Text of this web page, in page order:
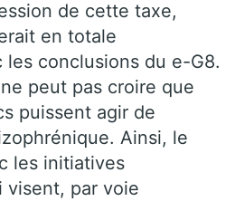
de cette taxe,
en totale
conclusions du e-G8.
peut pas croire que
puissent agir de
Ainsi, le
les initiatives
visent, par voie